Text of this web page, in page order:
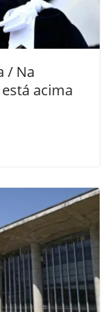
/ Na
acima